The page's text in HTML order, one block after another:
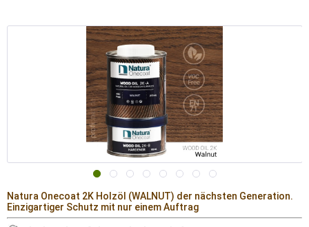
Natura Onecoat 2K Holzöl (WALNUT) der nächsten Generation.
Einzigartiger Schutz mit nur einem Auftrag